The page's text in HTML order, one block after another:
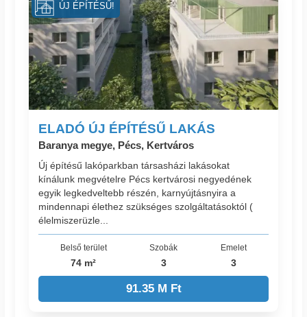
ELADÓ ÚJ ÉPÍTÉSŰ LAKÁS
Baranya megye, Pécs, Kertváros
Új építésű lakóparkban társasházi lakásokat
kínálunk megvételre Pécs kertvárosi negyedének
egyik legkedveltebb részén, karnyújtásnyira a
mindennapi élethez szükséges szolgáltatásoktól (
élelmiszerüzle...
Belső terület
74 m²
Szobák
3
Emelet
3
91.35 M Ft
ÚJ ÉPÍTÉSŰ!